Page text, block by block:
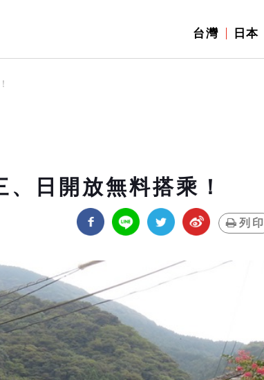
台灣 日本
日開放無料搭乘！
列印